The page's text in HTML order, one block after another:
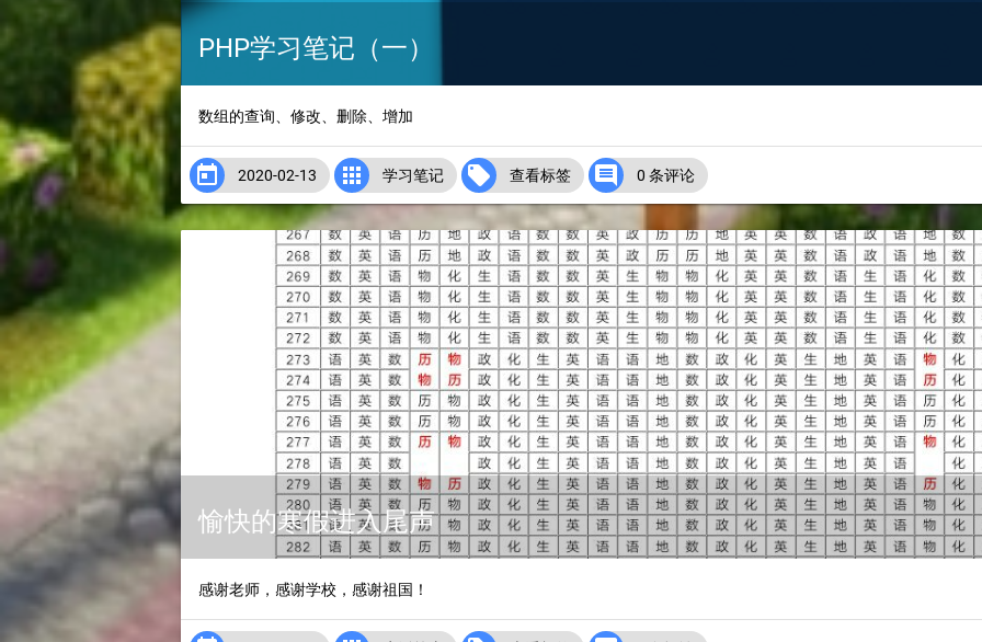
PHP学习笔记（一）
数组的查询、修改、删除、增加
 2020-02-13  学习笔记  查看标签  0 条评论
愉快的寒假进入尾声
感谢老师，感谢学校，感谢祖国！